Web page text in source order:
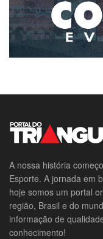
A nossa história
Esporte. A jornada em
hoje somos um portal
região, Brasil e do
informação de
conhecimento!